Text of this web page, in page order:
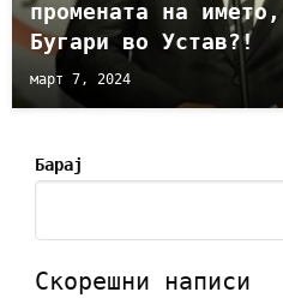
промената на
Бугари во Устав?!
март 7, 2024
Барај
Скорешни написи